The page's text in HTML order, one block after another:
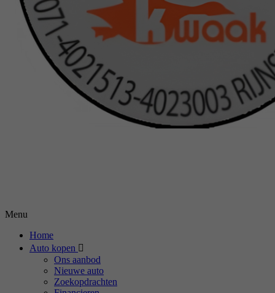
Menu
Home
Auto kopen
Ons aanbod
Nieuwe auto
Zoekopdrachten